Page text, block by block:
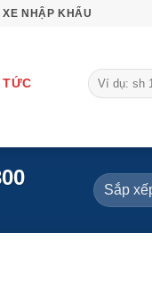
NHẬP KHẨU
TỨC
Tìm
kiếm: